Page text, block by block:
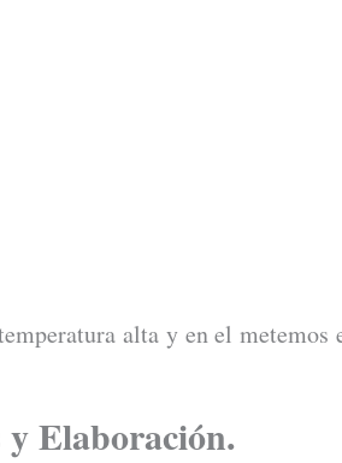
alta y en el metemos
y Elaboración.